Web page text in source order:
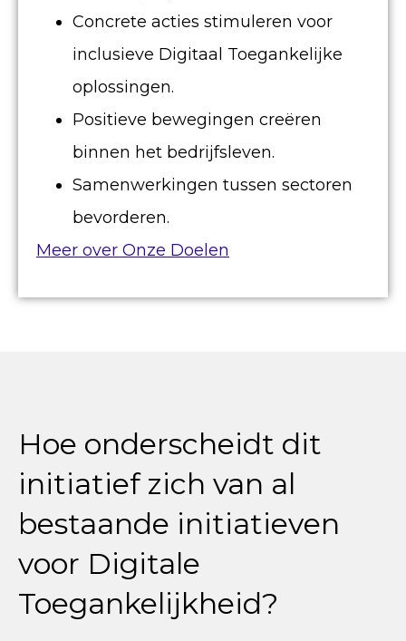
Concrete acties stimuleren voor
inclusieve Digitaal Toegankelijke
oplossingen.
Positieve bewegingen creëren
binnen het bedrijfsleven.
Samenwerkingen tussen sectoren
bevorderen.
Meer over Onze Doelen
Hoe onderscheidt dit
initiatief zich van al
bestaande initiatieven
voor Digitale
Toegankelijkheid?